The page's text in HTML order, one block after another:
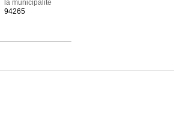
la municipalité
94265